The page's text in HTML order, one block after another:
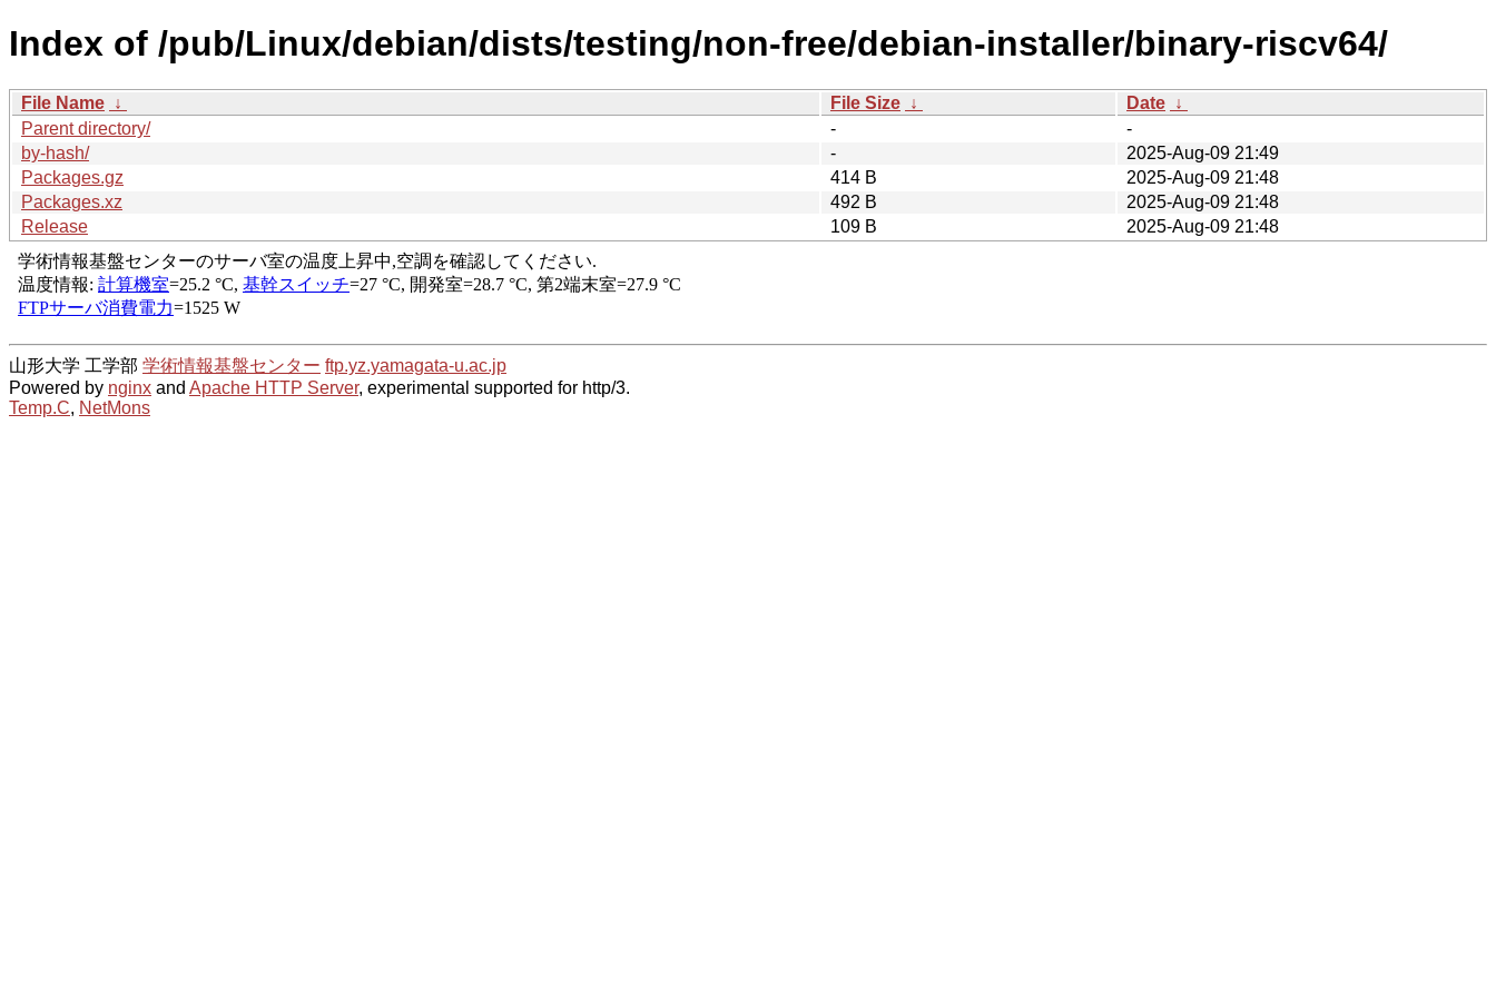
Index of /pub/Linux/debian/dists/testing/non-free/debian-installer/binary-riscv64/
File Name ↓ File Size ↓ Date ↓
Parent directory/
-
-
by-hash/
-
2025-Aug-09 21:49
Packages.gz
414 B
2025-Aug-09 21:48
Packages.xz
492 B
2025-Aug-09 21:48
Release
109 B 2025-Aug-09 21:48
山形大学 工学部 学術情報基盤センター ftp.yz.yamagata-u.ac.jp
Powered by nginx and Apache HTTP Server, experimental supported for http/3.
Temp.C, NetMons